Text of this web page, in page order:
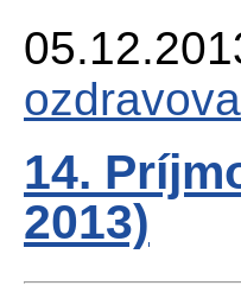
14.
2013)